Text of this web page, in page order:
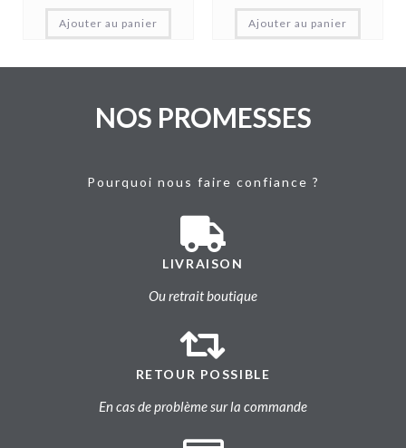
Ajouter au panier Ajouter au panier
NOS PROMESSES
Pourquoi nous faire confiance ?
LIVRAISON
Ou retrait boutique
RETOUR POSSIBLE
En cas de problème sur la commande